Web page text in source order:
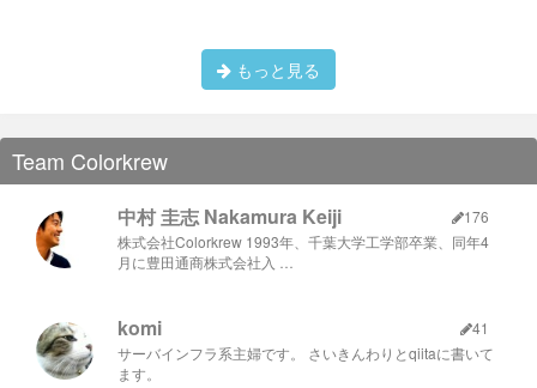
変うれしいです。 皆様ありがとうございました。
おわりに
写真は前回の勉強会後の懇親会の様子です。詳しくはこちら を
ご覧下さい。
ハンバーガーおいしそうですね
もっと見る
Team Colorkrew
中村 圭志 Nakamura Keiji
176
株式会社Colorkrew 1993年、千葉大学工学部卒業、同年4
月に豊田通商株式会社入 …
komi
41
サーバインフラ系主婦です。 さいきんわりとqiitaに書いて
ます。